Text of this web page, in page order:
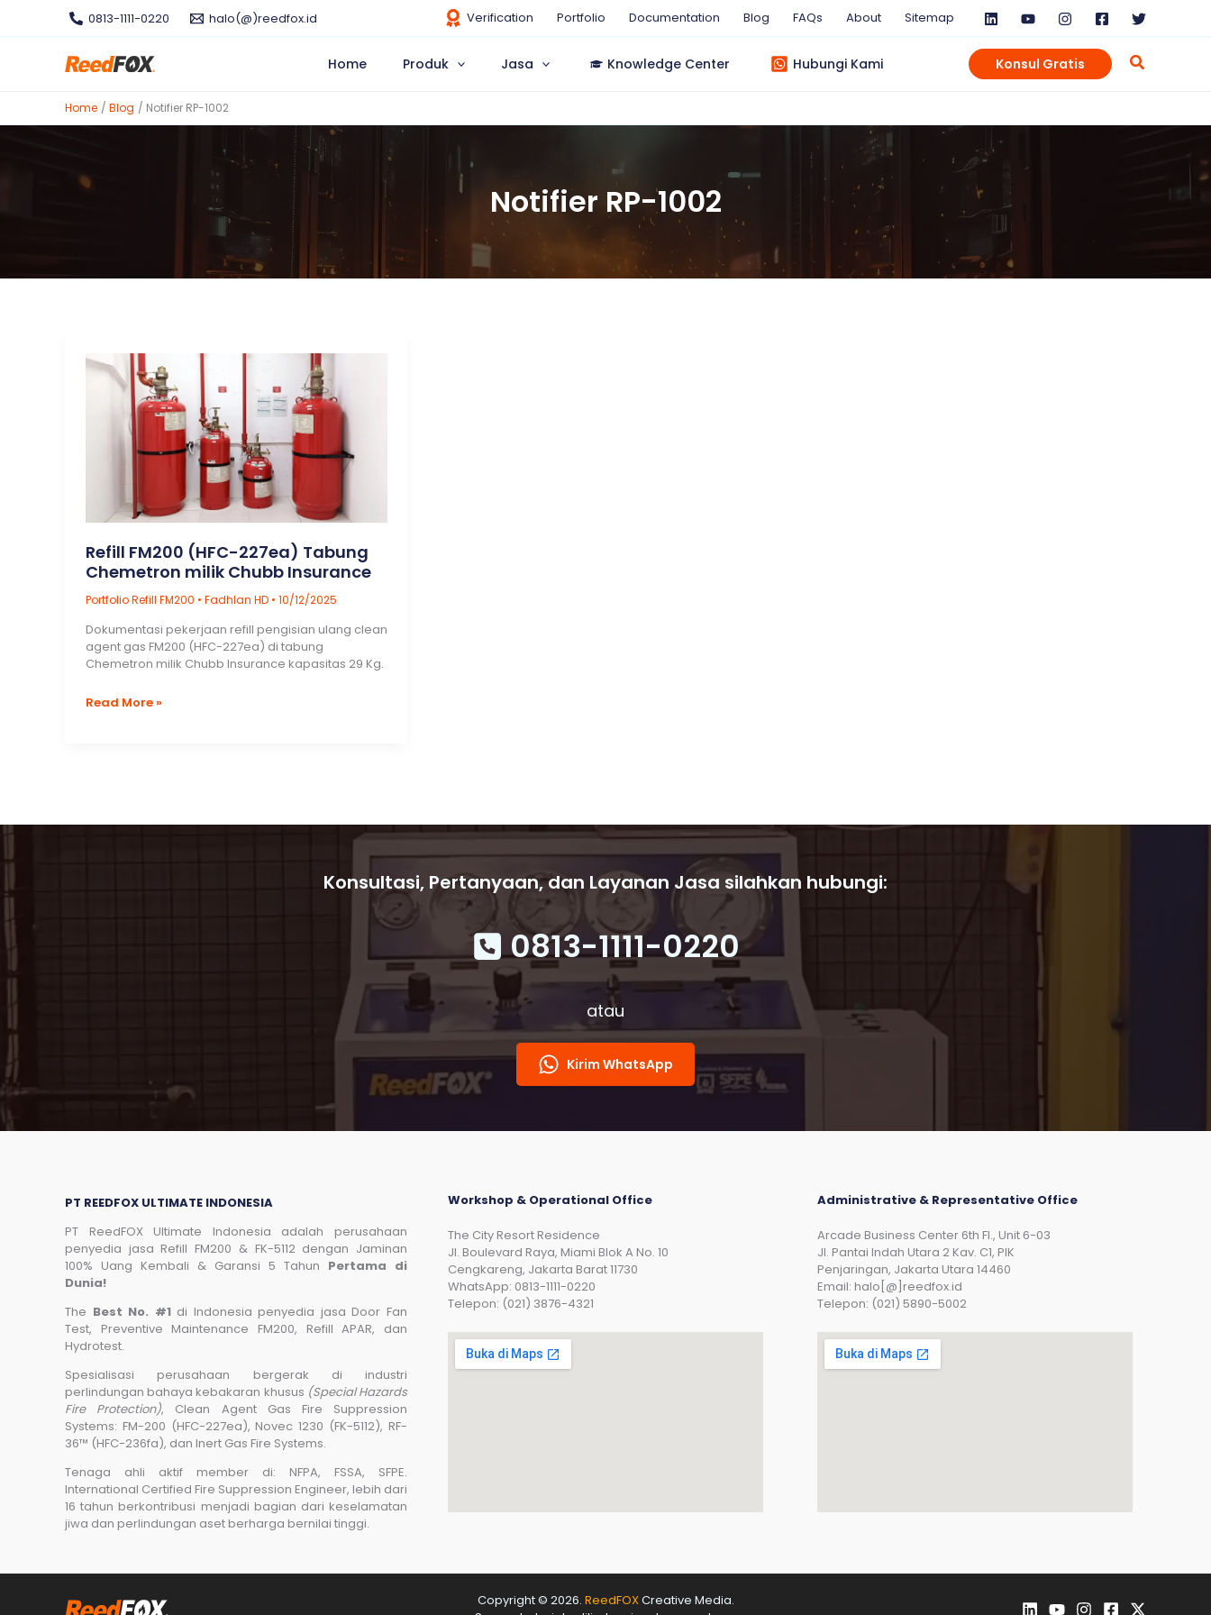
0813-1111-0220 halo(@)reedfox.id Verification Portfolio Documentation Blog FAQs About Sitemap
Home Produk Jasa Knowledge Center Hubungi Kami Konsul Gratis
Home Blog Notifier RP-1002
Notifier RP-1002
Refill FM200 (HFC-227ea) Tabung
Chemetron milik Chubb Insurance
Portfolio Refill FM200 • Fadhlan HD • 10/12/2025
Dokumentasi pekerjaan refill pengisian ulang clean
agent gas FM200 (HFC-227ea) di tabung
Chemetron milik Chubb Insurance kapasitas 29 Kg.
Refill
Chubb
Read More »
Konsultasi, Pertanyaan, dan Layanan Jasa silahkan hubungi:
0813-1111-0220
atau
Kirim WhatsApp
PT REEDFOX ULTIMATE INDONESIA
PT ReedFOX Ultimate Indonesia adalah perusahaan
penyedia jasa Refill FM200 & FK-5112 dengan Jaminan
100% Uang Kembali & Garansi 5 Tahun Pertama di
Dunia!
The Best No. #1di Indonesia penyedia jasa Door Fan
Test, Preventive Maintenance FM200, Refill APAR, dan
Hydrotest.
Spesialisasi perusahaan bergerak di industri
perlindungan bahaya kebakaran khusus (Special Hazards
Fire Protection), Clean Agent Gas Fire Suppression
Systems: FM-200 (HFC-227ea), Novec 1230 (FK-5112), RF-
36™ (HFC-236fa), dan Inert Gas Fire Systems.
Tenaga ahli aktif member di: NFPA, FSSA, SFPE.
International Certified Fire Suppression Engineer, lebih dari
16 tahun berkontribusi menjadi bagian dari keselamatan
jiwa dan perlindungan aset berharga bernilai tinggi.
Workshop & Operational Office
The City Resort Residence
Jl. Boulevard Raya, Miami Blok A No. 10
Cengkareng, Jakarta Barat 11730
WhatsApp: 0813-1111-0220
Telepon: (021) 3876-4321
Administrative & Representative Office
Arcade Business Center 6th Fl., Unit 6-03
JI. Pantai Indah Utara 2 Kav. C1, PIK
Penjaringan, Jakarta Utara 14460
Email: halo[@]reedfox.id
Telepon: (021) 5890-5002
Copyright © 2026. ReedFOXCreative Media.